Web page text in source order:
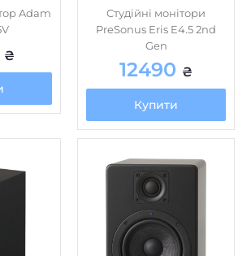
₴
12490₴
Купити